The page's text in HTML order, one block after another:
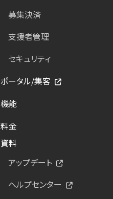
募集決済
支援者管理
セキュリティ
ポータル/集客
機能
料金
資料
アップデート
ヘルプセンター